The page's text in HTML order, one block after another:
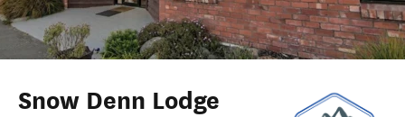
Snow Denn Lodge